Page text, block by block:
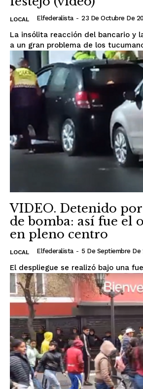
LOCAL Elfederalista - 23 De Octubre De
La insólita reacción del bancario y
a un gran problema de los
VIDEO. Detenido
de bomba: así fue el
en pleno centro
LOCAL Elfederalista - 5 De Septiembre De
El despliegue se realizó bajo una